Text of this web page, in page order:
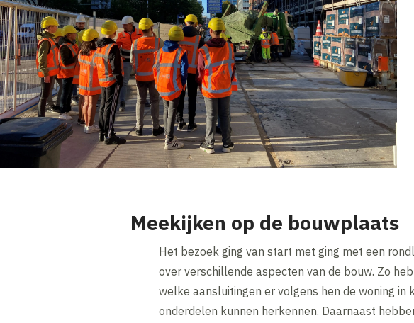
Meekijken op de bouwplaats
Het bezoek ging van start met ging met een
over verschillende aspecten van de bouw. Zo
welke aansluitingen er volgens hen de woning
onderdelen kunnen herkennen. Daarnaast